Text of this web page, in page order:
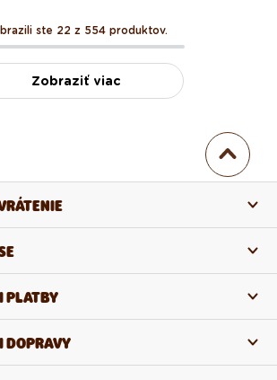
ste 22 z 554 produktov.
Zobraziť viac
PLATBY
DOPRAVY